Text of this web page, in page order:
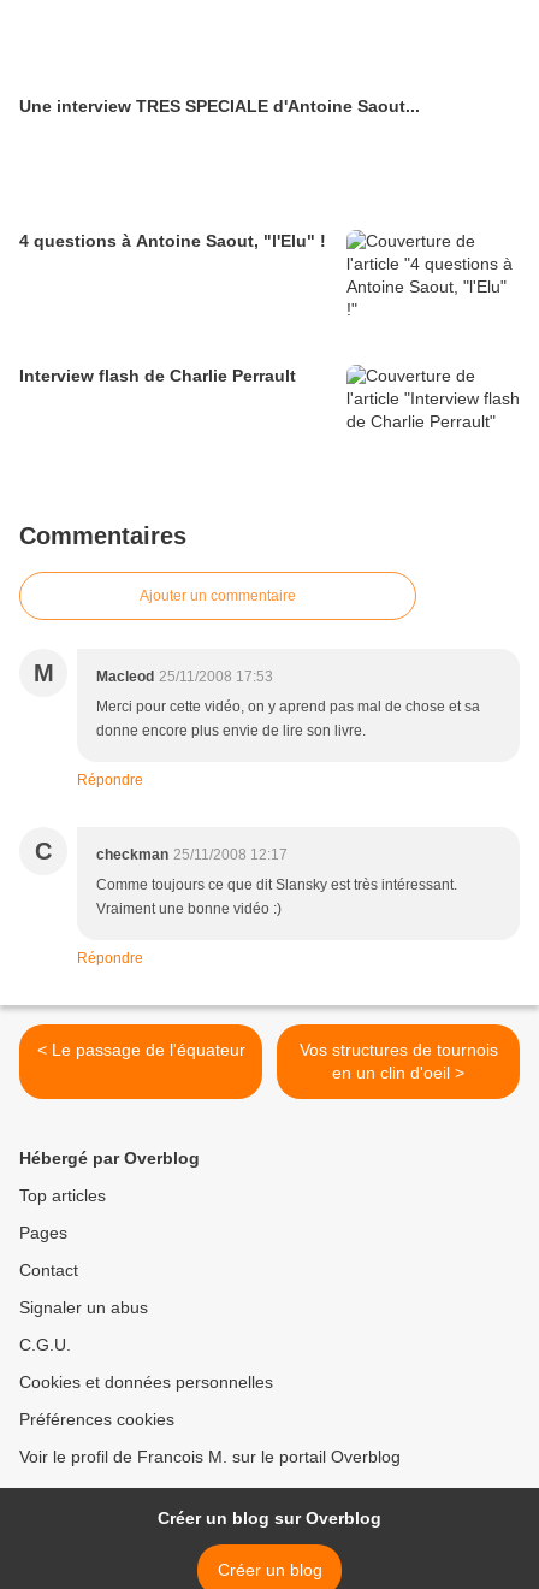
Une interview TRES SPECIALE d'Antoine Saout...
4 questions à Antoine Saout, "l'Elu" !
Interview flash de Charlie Perrault
Commentaires
Ajouter un commentaire
M Macleod 25/11/2008 17:53
Merci pour cette vidéo, on y aprend pas mal de chose et sa
donne encore plus envie de lire son livre.
Répondre
C checkman 25/11/2008 12:17
Comme toujours ce que dit Slansky est très intéressant.
Vraiment une bonne vidéo :)
Répondre
< Le passage de l'équateur
Vos structures de tournois
en un clin d'oeil >
Hébergé par Overblog
Top articles
Pages
Contact
Signaler un abus
C.G.U.
Cookies et données personnelles
Préférences cookies
Voir le profil de Francois M. sur le portail Overblog
Créer un blog sur Overblog
Créer un blog